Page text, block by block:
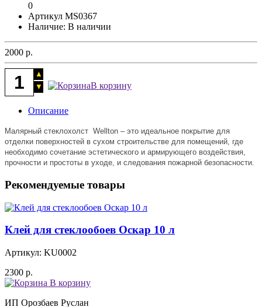
0
Артикул MS0367
Наличие: В наличии
2000 р.
В корзину
Описание
Малярный стеклохолст Wellton – это идеальное покрытие для
отделки поверхностей в сухом строительстве для помещений, где
необходимо сочетание эстетического и армирующего воздействия,
прочности и простоты в уходе, и следования пожарной безопасности.
Рекомендуемые товары
Клей для стеклообоев Оскар 10 л
Артикул: KU0002
2300 р.
В корзину
ИП Орозбаев Руслан